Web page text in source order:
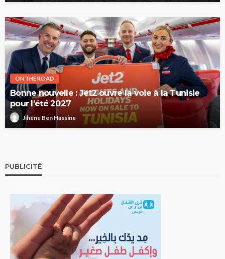
ON THE ROAD
Bonne nouvelle : Jet2 ouvre la voie à la Tunisie
pour l’été 2027
Jihène Ben Hassine
PUBLICITÉ